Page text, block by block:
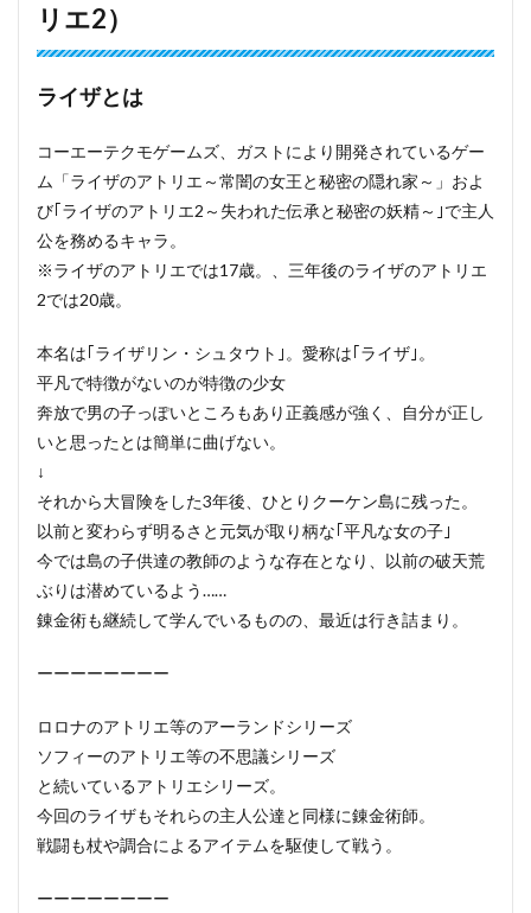
リエ2）
ライザとは
コーエーテクモゲームズ、ガストにより開発されているゲー
ム「ライザのアトリエ～常闇の女王と秘密の隠れ家～」およ
び｢ライザのアトリエ2～失われた伝承と秘密の妖精～｣で主人
公を務めるキャラ。
※ライザのアトリエでは17歳。、三年後のライザのアトリエ
2では20歳。
本名は｢ライザリン・シュタウト｣。愛称は｢ライザ｣。
平凡で特徴がないのが特徴の少女
奔放で男の子っぽいところもあり正義感が強く、自分が正し
いと思ったとは簡単に曲げない。
↓
それから大冒険をした3年後、ひとりクーケン島に残った。
以前と変わらず明るさと元気が取り柄な｢平凡な女の子｣
今では島の子供達の教師のような存在となり、以前の破天荒
ぶりは潜めているよう……
錬金術も継続して学んでいるものの、最近は行き詰まり。
ーーーーーーーー
ロロナのアトリエ等のアーランドシリーズ
ソフィーのアトリエ等の不思議シリーズ
と続いているアトリエシリーズ。
今回のライザもそれらの主人公達と同様に錬金術師。
戦闘も杖や調合によるアイテムを駆使して戦う。
ーーーーーーーー